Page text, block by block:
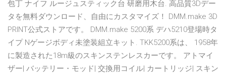
包丁 ナイフ ルージュスティック台 研磨用木台. 高品質3Dデー
タを無料ダウンロード、自由にカスタマイズ！ DMM.make 3D
PRINT公式ストアです。 DMM.make 5200系 デハ5210登場時タ
イプ Nゲージボディ未塗装組立キット. TKK5200系は、 1958年
に製造された18m級のスキンステンレスカーです。 アトマイ
ザー| バッテリー・モッド| 交換用コイル| カートリッジ| スキン